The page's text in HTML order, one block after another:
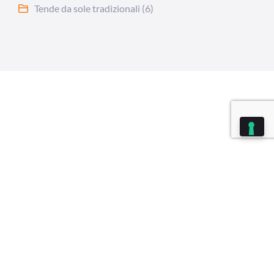
Tende da sole tradizionali (6)